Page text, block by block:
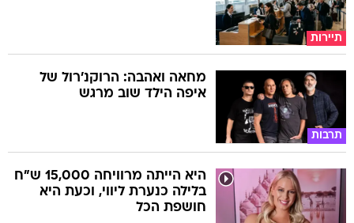
תיירות
תרבות
מחאה ואהבה: הרוקנ'רול של
איפה הילד שוב מרגש
היא הייתה מרוויחה 15,000 ש"ח
בלילה כנערת ליווי, וכעת היא
חושפת הכל